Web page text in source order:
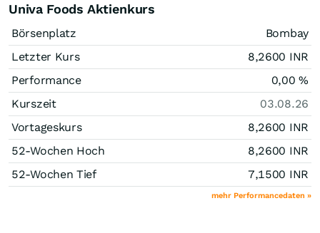
Univa Foods Aktienkurs
Börsenplatz
Bombay
Letzter Kurs
8,2600 INR
Performance
0,00%
Kurszeit
03.08.26
Vortageskurs
8,2600 INR
52-Wochen Hoch
8,2600 INR
52-Wochen Tief
7,1500 INR
mehr Performancedaten »